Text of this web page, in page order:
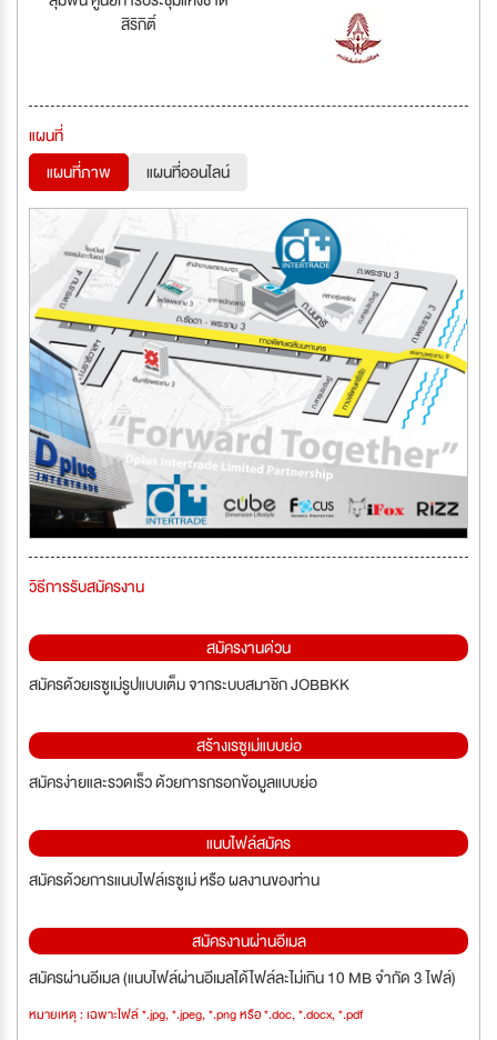
สิริกิติ์
แผนที่
แผนที่ภาพ
แผนที่ออนไลน์
วิธีการรับสมัครงาน
สมัครงานด่วน
สมัครด้วยเรซูเม่รูปแบบเต็ม จากระบบสมาชิก JOBBKK
สร้างเรซูเม่แบบย่อ
สมัครง่ายและรวดเร็ว ด้วยการกรอกข้อมูลแบบย่อ
แนบไฟล์สมัคร
สมัครด้วยการแนบไฟล์เรซูเม่ หรือ ผลงานของท่าน
สมัครงานผ่านอีเมล
สมัครผ่านอีเมล (แนบไฟล์ผ่านอีเมลได้ไฟล์ละไม่เกิน 10 MB จำกัด 3 ไฟล์)
หมายเหตุ : เฉพาะไฟล์ *.jpg, *.jpeg, *.png หรือ *.doc, *.docx, *.pdf